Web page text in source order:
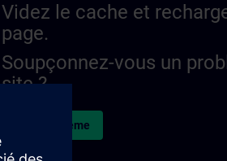
Videz le cache et
page.
Soupçonnez-vous un
site ?
le problème